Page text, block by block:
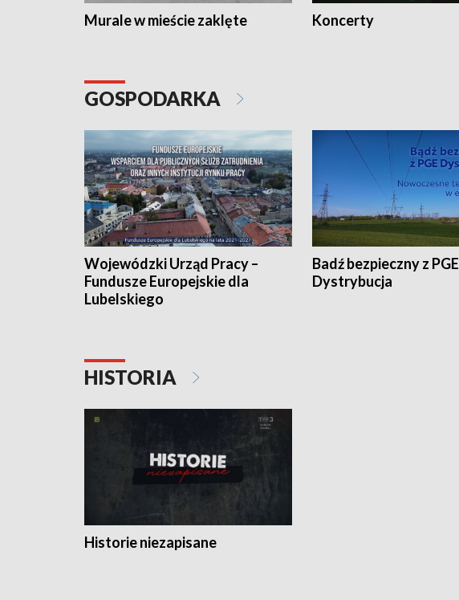
Murale w mieście zaklęte Koncerty
GOSPODARKA
Wojewódzki Urząd Pracy –
Fundusze Europejskie dla
Lubelskiego
Badź bezpieczny z PGE
Dystrybucja
HISTORIA
Historie niezapisane